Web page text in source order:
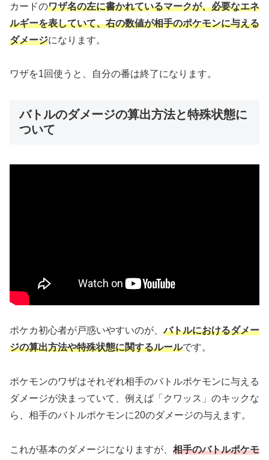
カードのワザ名の左に書かれているマークが、必要なエネ
ルギーを表していて、右の数値が相手のポケモンに与える
ダメージになります。
ワザを1回使うと、自分の番は終了になります。
バトルのダメージの算出方法と特殊状態に
ついて
ポケカ初心者が戸惑いやすいのが、バトルにおけるダメー
ジの算出方法や特殊状態に関するルールです。
ポケモンのワザはそれぞれ相手のバトルポケモンに与える
ダメージが決まっていて、例えば「クワッス」のキックな
ら、相手のバトルポケモンに20のダメージの与えます。
これが基本のダメージになりますが、 相手のバトルポケモ